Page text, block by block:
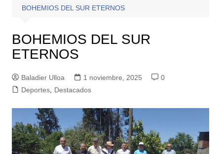
BOHEMIOS DEL SUR ETERNOS
BOHEMIOS DEL SUR
ETERNOS
Baladier Ulloa 1 noviembre, 2025
0
Deportes, Destacados